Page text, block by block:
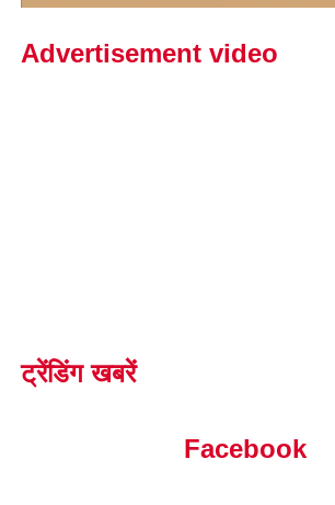
Advertisement video
ट्रेंडिंग खबरें
Facebook